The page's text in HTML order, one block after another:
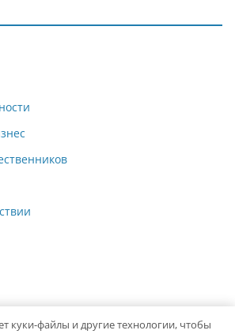
куки-файлы и другие технологии, чтобы